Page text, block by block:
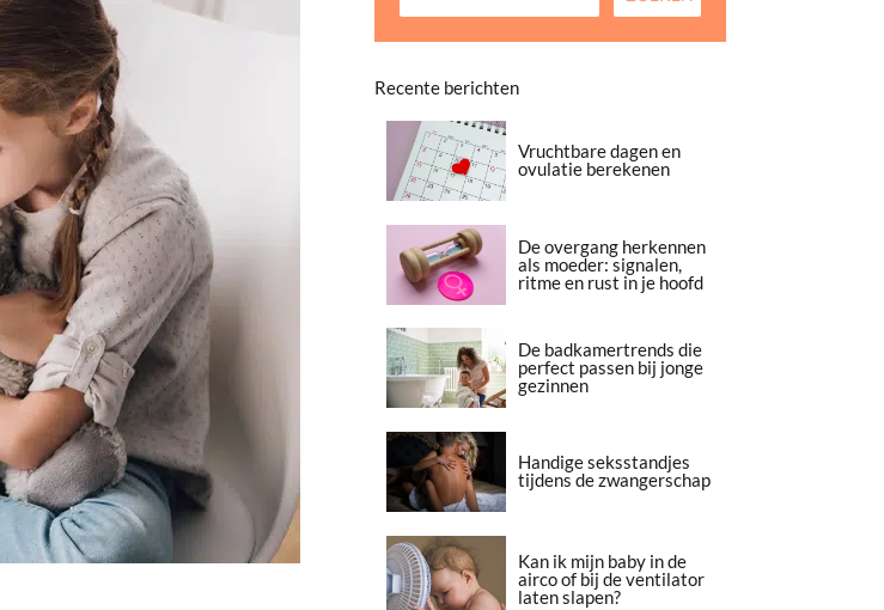
Recente berichten
Vruchtbare dagen en
ovulatie berekenen
De overgang herkennen
als moeder: signalen,
ritme en rust in je hoofd
De badkamertrends die
perfect passen bij jonge
gezinnen
Handige seksstandjes
tijdens de zwangerschap
Kan ik mijn baby in de
airco of bij de ventilator
laten slapen?